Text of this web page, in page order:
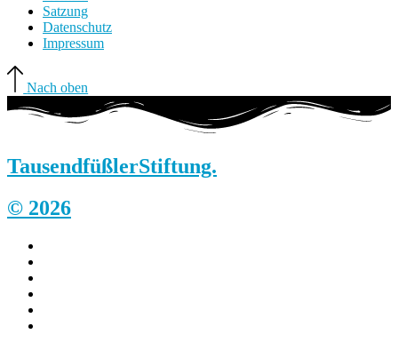
Satzung
Datenschutz
Impressum
Nach oben
TausendfüßlerStiftung.
© 2026